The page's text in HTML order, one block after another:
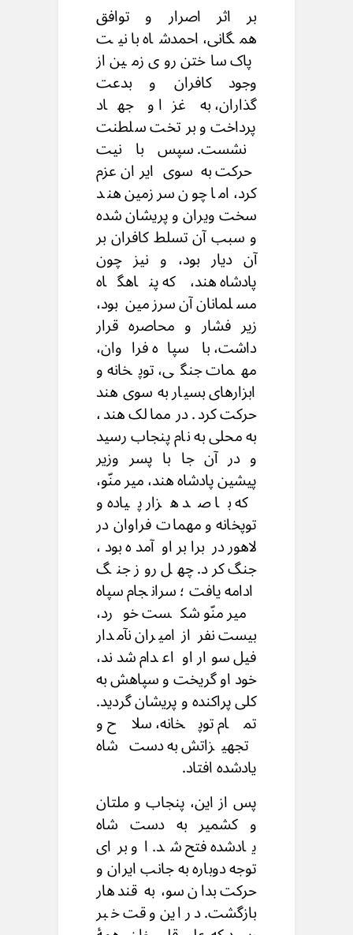
بر اثر اصرار و توافق
همگانی، احمدشاه با نیت
پاک ساختن روی زمین از
وجود کافران و بدعت
گذاران، به غزا و جهاد
پرداخت و بر تخت سلطنت
نشست. سپس با نیت
حرکت به سوی ایران عزم
کرد، اما چون سرزمین هند
سخت ویران و پریشان شده
و سبب آن تسلط کافران بر
آن دیار بود، و نیز چون
پادشاه هند، که پناهگاه
مسلمانان آن سرزمین بود،
زیر فشار و محاصره قرار
داشت، با سپاه فراوان،
مهمات جنگی، توپخانه و
ابزارهای بسیار به سوی هند
حرکت کرد. در ممالک هند،
به محلی به نام پنجاب رسید
و در آن جا با پسر وزیر
پیشین پادشاه هند، میر منّو،
که با صد هزار پیاده و
توپخانه و مهمات فراوان در
لاهور در برابر او آمده بود،
جنگ کرد. چهل روز جنگ
ادامه یافت؛ سرانجام سپاه
میر منّو شکست خورد،
بیست نفر از امیران نآمدار
فیل سوار او اعدام شدند،
خود او گریخت و سپاهش به
کلی پراکنده و پریشان گردید.
تمام توپخانه، سلاح و
تجهیزاتش به دست شاه
یادشده افتاد.
پس از این، پنجاب و ملتان
و کشمیر به دست شاه
یادشده فتح شد. او برای
توجه دوباره به جانب ایران و
حرکت بدان سو، به قندهار
بازگشت. در این وقت خبر